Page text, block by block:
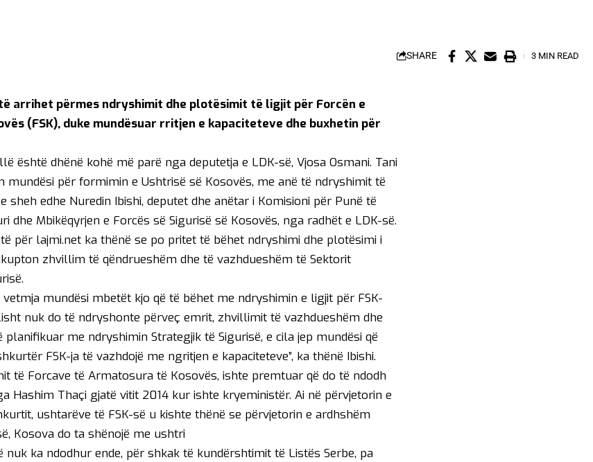
SHARE 3 MIN READ
arrihet përmes ndryshimit dhe plotësimit të ligjit për Forcën e
(FSK), duke mundësuar rritjen e kapaciteteve dhe buxhetin për
është dhënë kohë më parë nga deputetja e LDK-së, Vjosa Osmani. Tani
mundësi për formimin e Ushtrisë së Kosovës, me anë të ndryshimit të
sheh edhe Nuredin Ibishi, deputet dhe anëtar i Komisioni për Punë të
dhe Mbikëqyrjen e Forcës së Sigurisë së Kosovës, nga radhët e LDK-së.
për lajmi.net ka thënë se po pritet të bëhet ndryshimi dhe plotësimi i
zhvillim të qëndrueshëm dhe të vazhdueshëm të Sektorit
vetmja mundësi mbetët kjo që të bëhet me ndryshimin e ligjit për FSK-
nuk do të ndryshonte përveç emrit, zhvillimit të vazhdueshëm dhe
planifikuar me ndryshimin Strategjik të Sigurisë, e cila jep mundësi që
FSK-ja të vazhdojë me ngritjen e kapaciteteve”, ka thënë Ibishi.
të Forcave të Armatosura të Kosovës, ishte premtuar që do të ndodh
Hashim Thaçi gjatë vitit 2014 kur ishte kryeministër. Ai në përvjetorin e
ushtarëve të FSK-së u kishte thënë se përvjetorin e ardhshëm
Kosova do ta shënojë me ushtri
nuk ka ndodhur ende, për shkak të kundërshtimit të Listës Serbe, pa